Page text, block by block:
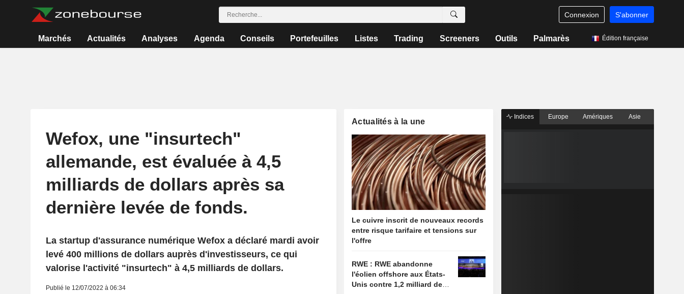
Connexion S'abonner
Marchés Actualités Analyses Agenda Conseils Portefeuilles Listes Trading Screeners Outils Palmarès Édition française
Wefox, une "insurtech"
allemande, est évaluée à 4,5
milliards de dollars après sa
dernière levée de fonds.
La startup d'assurance numérique Wefox a déclaré mardi avoir
levé 400 millions de dollars auprès d'investisseurs, ce qui
valorise l'activité "insurtech" à 4,5 milliards de dollars.
Publié le 12/07/2022 à 06:34
Actualités à la une
Le cuivre inscrit de nouveaux records
entre risque tarifaire et tensions sur
l'offre
RWE : RWE abandonne
l'éolien offshore aux États-
Unis contre 1,2 milliard de
Indices Europe Amériques Asie